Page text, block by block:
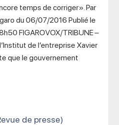
temps de corriger». Par
du 06/07/2016 Publié le
FIGAROVOX/TRIBUNE –
de l’entreprise Xavier
que le gouvernement
de presse)